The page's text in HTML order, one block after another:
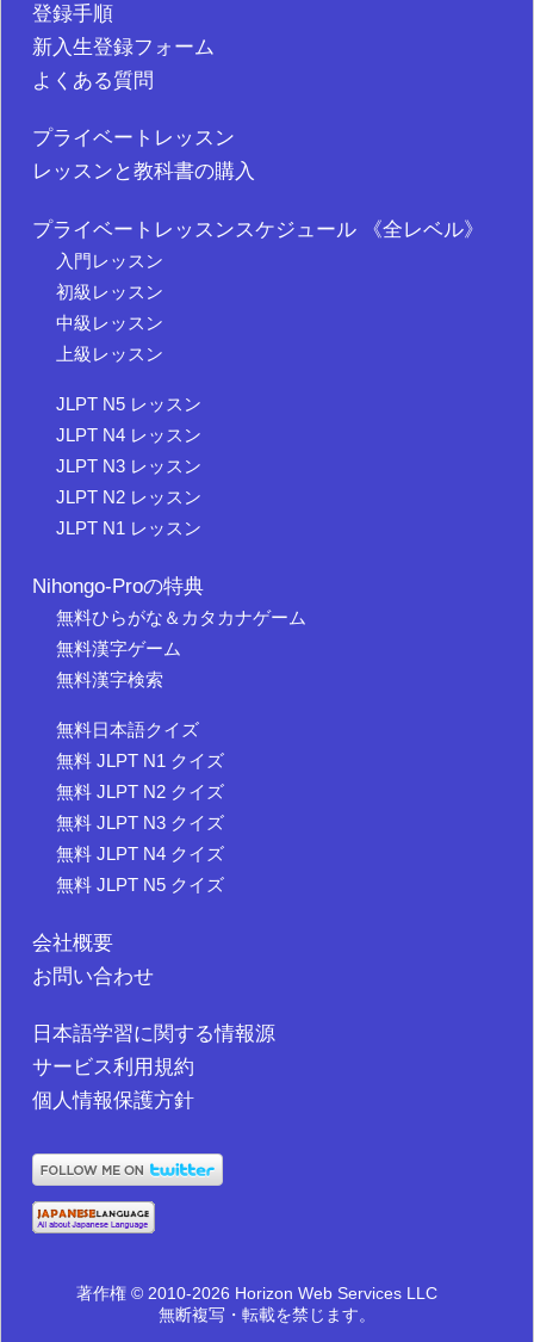
登録手順
新入生登録フォーム
よくある質問
プライベートレッスン
レッスンと教科書の購入
プライベートレッスンスケジュール 《全レベル》
入門レッスン
初級レッスン
中級レッスン
上級レッスン
JLPT N5 レッスン
JLPT N4 レッスン
JLPT N3 レッスン
JLPT N2 レッスン
JLPT N1 レッスン
Nihongo-Proの特典
無料ひらがな＆カタカナゲーム
無料漢字ゲーム
無料漢字検索
無料日本語クイズ
無料 JLPT N1 クイズ
無料 JLPT N2 クイズ
無料 JLPT N3 クイズ
無料 JLPT N4 クイズ
無料 JLPT N5 クイズ
会社概要
お問い合わせ
日本語学習に関する情報源
サービス利用規約
個人情報保護方針
著作権 © 2010-2026 Horizon Web Services LLC
無断複写・転載を禁じます。